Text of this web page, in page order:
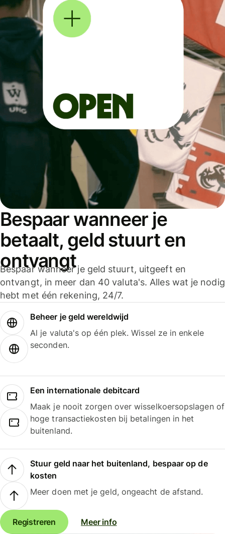
Bespaar wanneer je
betaalt, geld stuurt en
ontvangt
Bespaar wanneer je geld stuurt, uitgeeft en
ontvangt, in meer dan 40 valuta's. Alles wat je nodig
hebt met één rekening, 24/7.
Beheer je geld wereldwijd
Al je valuta's op één plek. Wissel ze in enkele
seconden.
Een internationale debitcard
Maak je nooit zorgen over wisselkoersopslagen of
hoge transactiekosten bij betalingen in het
buitenland.
Stuur geld naar het buitenland, bespaar op de
kosten
Meer doen met je geld, ongeacht de afstand.
Registreren Meer info